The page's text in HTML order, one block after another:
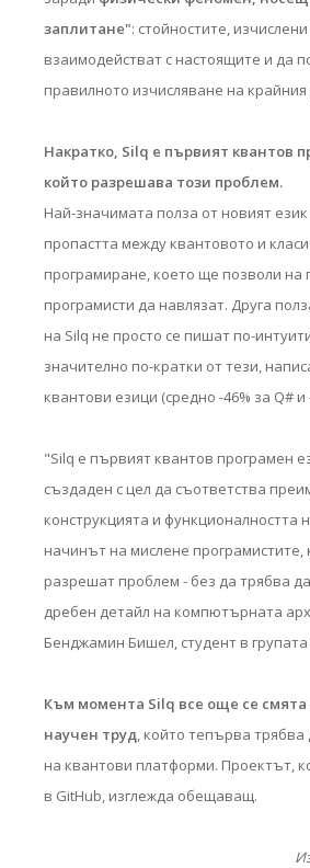
заплитане": стойностите,
взаимодействат с настоящите и да
правилното изчисляване на крайния
Накратко, Silq е първият квантов
който разрешава този проблем.
Най-значимата полза от новият
пропастта между квантовото и
програмиране, което ще позволи на
програмисти да навлязат. Друга
на Silq не просто се пишат по-
значително по-кратки от тези,
квантови езици (средно -46% за Q# и
"Silq е първият квантов програмен
създаден с цел да съответства
конструкцията и функционалността
начинът на мислене програмистите,
разрешат проблем - без да трябва
дребен детайл на компютърната
Бенджамин Бишел, студент в
Към момента Silq все още се смята
научен труд, който тепърва
на квантови платформи. Проектът,
в GitHub, изглежда обещаващ.